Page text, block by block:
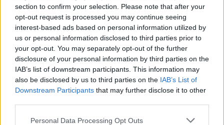
section to confirm your selection. Please note that after your
opt-out request is processed you may continue seeing
interest-based ads based on personal information utilized by
us or personal information disclosed to third parties prior to
your opt-out. You may separately opt-out of the further
disclosure of your personal information by third parties on the
IAB’s list of downstream participants. This information may
also be disclosed by us to third parties on the IAB’s List of
Downstream Participants that may further disclose it to other
Please note that this website/app uses one or more Google
Personal Data Processing Opt Outs
Meccs Center
Paris Saint-Germainvs